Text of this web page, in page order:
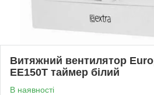
Витяжний вентилятор
EЕ150T таймер білий
В наявності